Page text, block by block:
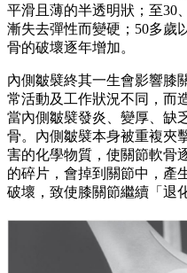
平滑且薄的半透明狀；至30
漸失去彈性而變硬；50多歲
骨的破壞逐年增加。
內側皺襞終其一生會影響膝
常活動及工作狀況不同，而
當內側皺襞發炎、變厚、缺
骨。內側皺襞本身被重複夾
害的化學物質，使關節軟骨
的碎片，會掉到關節中，產
破壞，致使膝關節繼續「退